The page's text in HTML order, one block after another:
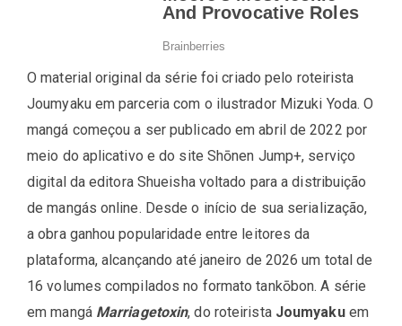
O material original da série foi criado pelo roteirista
Joumyaku em parceria com o ilustrador Mizuki Yoda. O
mangá começou a ser publicado em abril de 2022 por
meio do aplicativo e do site Shōnen Jump+, serviço
digital da editora Shueisha voltado para a distribuição
de mangás online. Desde o início de sua serialização,
a obra ganhou popularidade entre leitores da
plataforma, alcançando até janeiro de 2026 um total de
16 volumes compilados no formato tankōbon. A série
em mangá Marriagetoxin, do roteirista Joumyakuem